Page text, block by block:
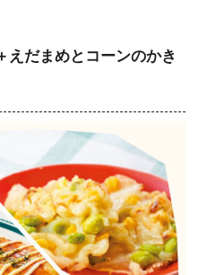
えだまめとコーンのかき